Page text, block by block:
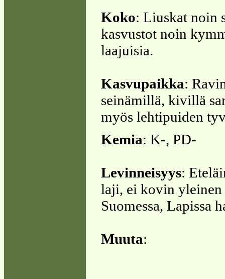
Koko: Liuskat noin
kasvustot noin
laajuisia.
Kasvupaikka:
seinämillä, kivillä
myös lehtipuiden
Kemia: K-, PD-
Levinneisyys:
laji, ei kovin
Suomessa, Lapissa
Muuta: